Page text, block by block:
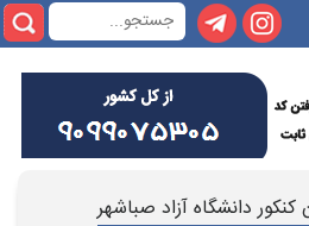
دانشگاه آزاد صباشهر